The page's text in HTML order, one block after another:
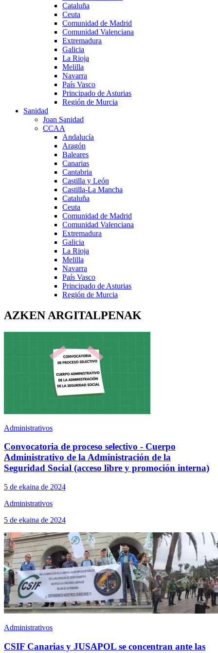
Cataluña
Ceuta
Comunidad de Madrid
Comunidad Valenciana
Extremadura
Galicia
La Rioja
Melilla
Navarra
País Vasco
Principado de Asturias
Región de Murcia
Sanidad
Joan Sanidad
CCAA
Andalucía
Aragón
Baleares
Canarias
Cantabria
Castilla y León
Castilla-La Mancha
Cataluña
Ceuta
Comunidad de Madrid
Comunidad Valenciana
Extremadura
Galicia
La Rioja
Melilla
Navarra
País Vasco
Principado de Asturias
Región de Murcia
AZKEN ARGITALPENAK
Administrativos
Convocatoria de proceso selectivo - Cuerpo
Administrativo de la Administración de la
Seguridad Social (acceso libre y promoción interna)
5 de ekaina de 2024
Administrativos
5 de ekaina de 2024
Administrativos
CSIF Canarias y JUSAPOL se concentran ante las